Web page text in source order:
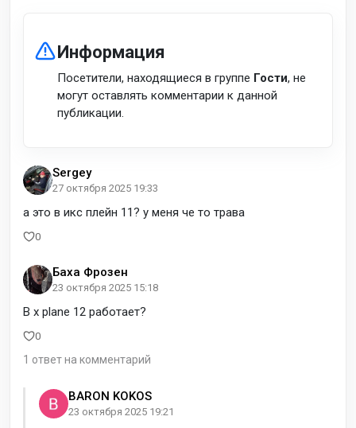
Информация
Посетители, находящиеся в группе Гости, не
могут оставлять комментарии к данной
публикации.
Sergey
27 октября 2025 19:33
а это в икс плейн 11? у меня че то трава
0
Баха Фрозен
23 октября 2025 15:18
В x plane 12 работает?
0
1 ответ на комментарий
BARON KOKOS
23 октября 2025 19:21